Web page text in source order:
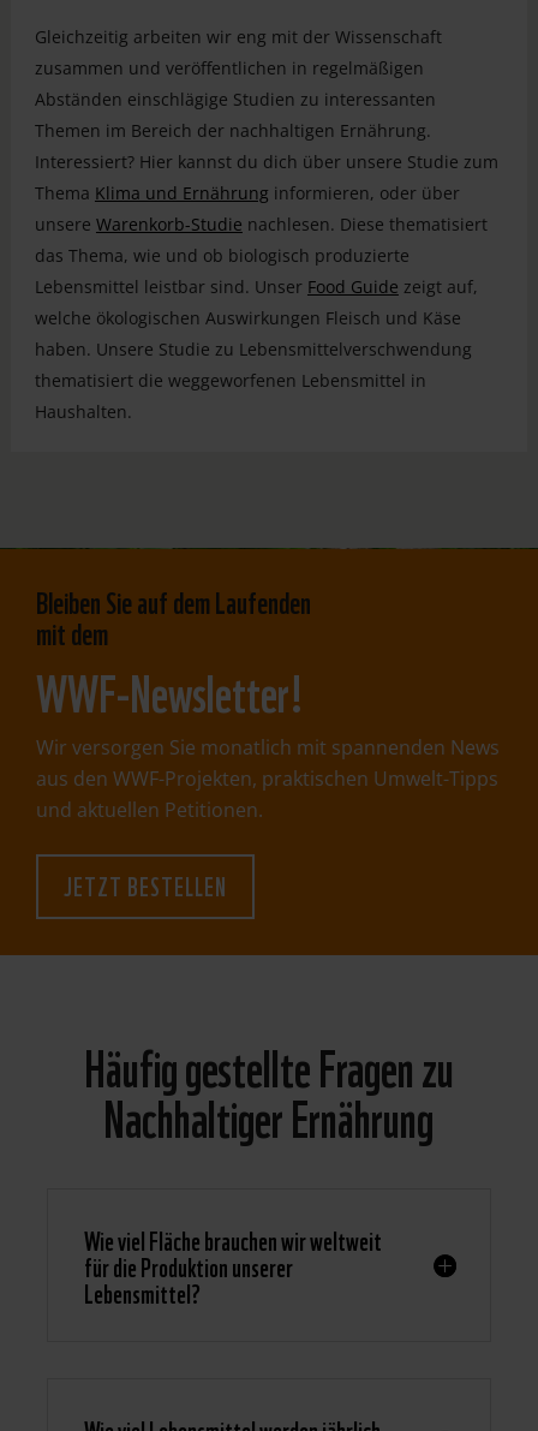
Gleichzeitig arbeiten wir eng mit der Wissenschaft
zusammen und veröffentlichen in regelmäßigen
Abständen einschlägige Studien zu interessanten
Themen im Bereich der nachhaltigen Ernährung.
Interessiert? Hier kannst du dich über unsere Studie zum
Thema Klima und Ernährung informieren, oder über
unsere Warenkorb-Studie nachlesen. Diese thematisiert
das Thema, wie und ob biologisch produzierte
Lebensmittel leistbar sind. Unser Food Guide zeigt auf,
welche ökologischen Auswirkungen Fleisch und Käse
haben. Unsere Studie zu Lebensmittelverschwendung
thematisiert die weggeworfenen Lebensmittel in
Haushalten.
Bleiben Sie auf dem Laufenden
mit dem
WWF-Newsletter!
Wir versorgen Sie monatlich mit spannenden News
aus den WWF-Projekten, praktischen Umwelt-Tipps
und aktuellen Petitionen.
JETZT BESTELLEN
Häufig gestellte Fragen zu
Nachhaltiger Ernährung
Wie viel Fläche brauchen wir weltweit
für die Produktion unserer
Lebensmittel?